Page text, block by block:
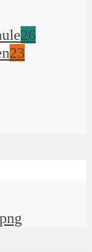
26
23